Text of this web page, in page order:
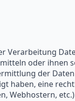
Verarbeitung
oder ihnen
der
haben, eine
Webhostern,